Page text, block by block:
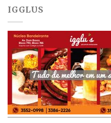
IGGLUS